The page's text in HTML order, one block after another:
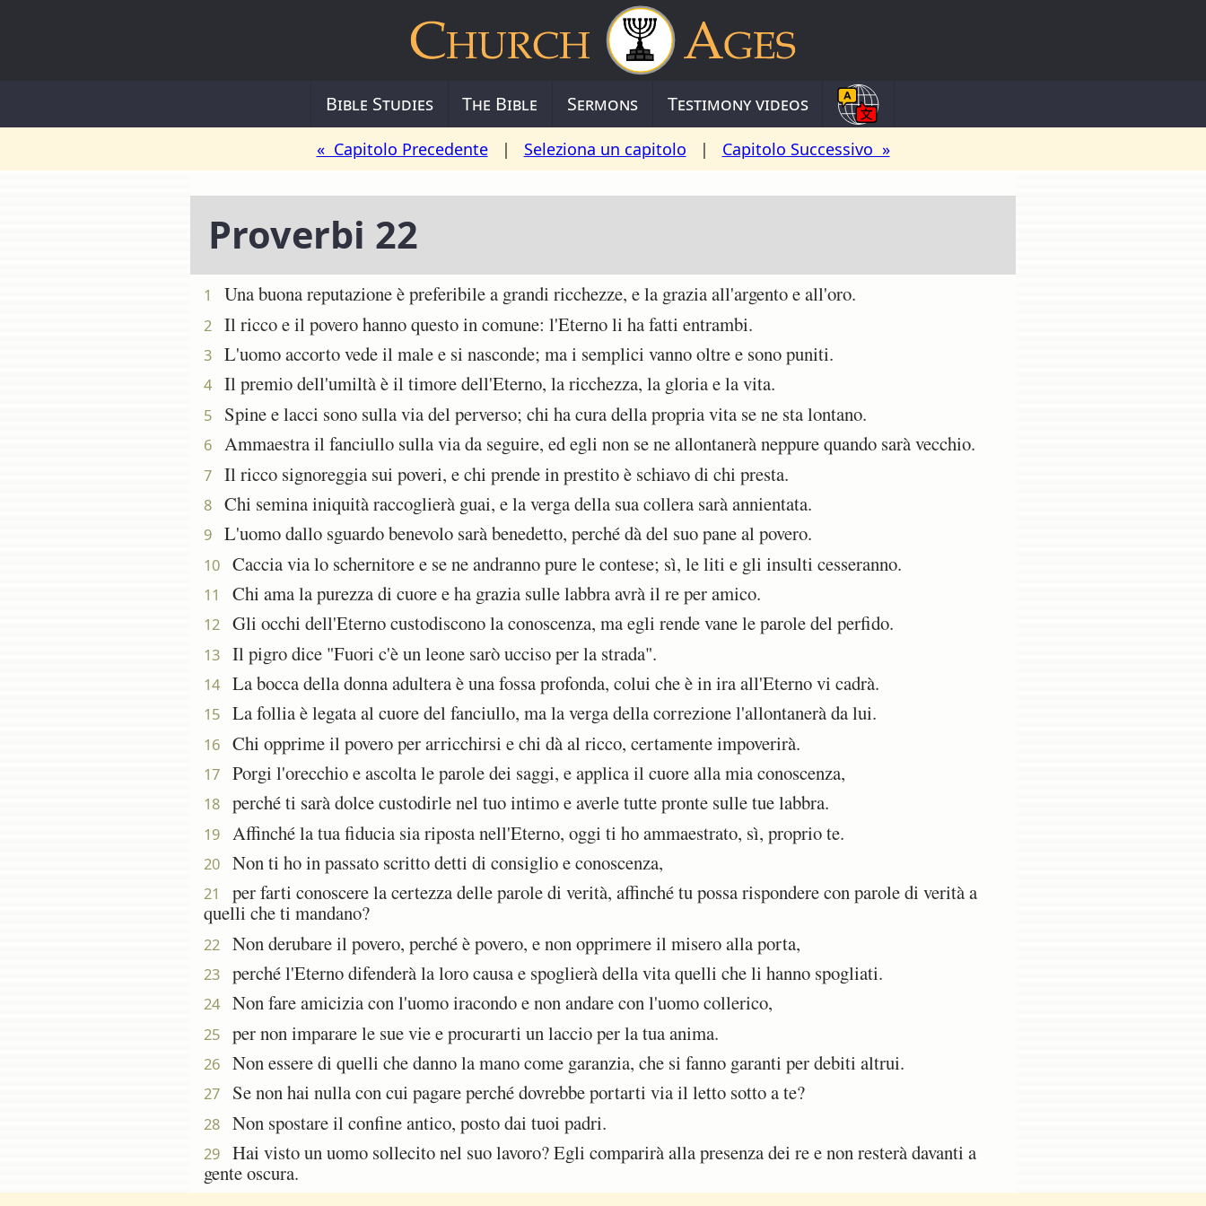
Bible Studies The Bible Sermons Testimony videos
« Capitolo Precedente| Seleziona un capitolo | Capitolo Successivo »
Proverbi 22
1 Una buona reputazione è preferibile a grandi ricchezze, e la grazia all'argento e all'oro.
2 Il ricco e il povero hanno questo in comune: l'Eterno li ha fatti entrambi.
3 L'uomo accorto vede il male e si nasconde; ma i semplici vanno oltre e sono puniti.
4 Il premio dell'umiltà è il timore dell'Eterno, la ricchezza, la gloria e la vita.
5 Spine e lacci sono sulla via del perverso; chi ha cura della propria vita se ne sta lontano.
6 Ammaestra il fanciullo sulla via da seguire, ed egli non se ne allontanerà neppure quando sarà vecchio.
7 Il ricco signoreggia sui poveri, e chi prende in prestito è schiavo di chi presta.
8 Chi semina iniquità raccoglierà guai, e la verga della sua collera sarà annientata.
9 L'uomo dallo sguardo benevolo sarà benedetto, perché dà del suo pane al povero.
10 Caccia via lo schernitore e se ne andranno pure le contese; sì, le liti e gli insulti cesseranno.
11 Chi ama la purezza di cuore e ha grazia sulle labbra avrà il re per amico.
12 Gli occhi dell'Eterno custodiscono la conoscenza, ma egli rende vane le parole del perfido.
13 Il pigro dice "Fuori c'è un leone sarò ucciso per la strada".
14 La bocca della donna adultera è una fossa profonda, colui che è in ira all'Eterno vi cadrà.
15 La follia è legata al cuore del fanciullo, ma la verga della correzione l'allontanerà da lui.
16 Chi opprime il povero per arricchirsi e chi dà al ricco, certamente impoverirà.
17 Porgi l'orecchio e ascolta le parole dei saggi, e applica il cuore alla mia conoscenza,
18 perché ti sarà dolce custodirle nel tuo intimo e averle tutte pronte sulle tue labbra.
19 Affinché la tua fiducia sia riposta nell'Eterno, oggi ti ho ammaestrato, sì, proprio te.
20 Non ti ho in passato scritto detti di consiglio e conoscenza,
21
per farti conoscere la certezza delle parole di verità, affinché tu possa rispondere con parole di verità a
quelli che ti mandano?
22 Non derubare il povero, perché è povero, e non opprimere il misero alla porta,
23 perché l'Eterno difenderà la loro causa e spoglierà della vita quelli che li hanno spogliati.
24 Non fare amicizia con l'uomo iracondo e non andare con l'uomo collerico,
25 per non imparare le sue vie e procurarti un laccio per la tua anima.
26 Non essere di quelli che danno la mano come garanzia, che si fanno garanti per debiti altrui.
27 Se non hai nulla con cui pagare perché dovrebbe portarti via il letto sotto a te?
28 Non spostare il confine antico, posto dai tuoi padri.
29
Hai visto un uomo sollecito nel suo lavoro? Egli comparirà alla presenza dei re e non resterà davanti a
gente oscura.